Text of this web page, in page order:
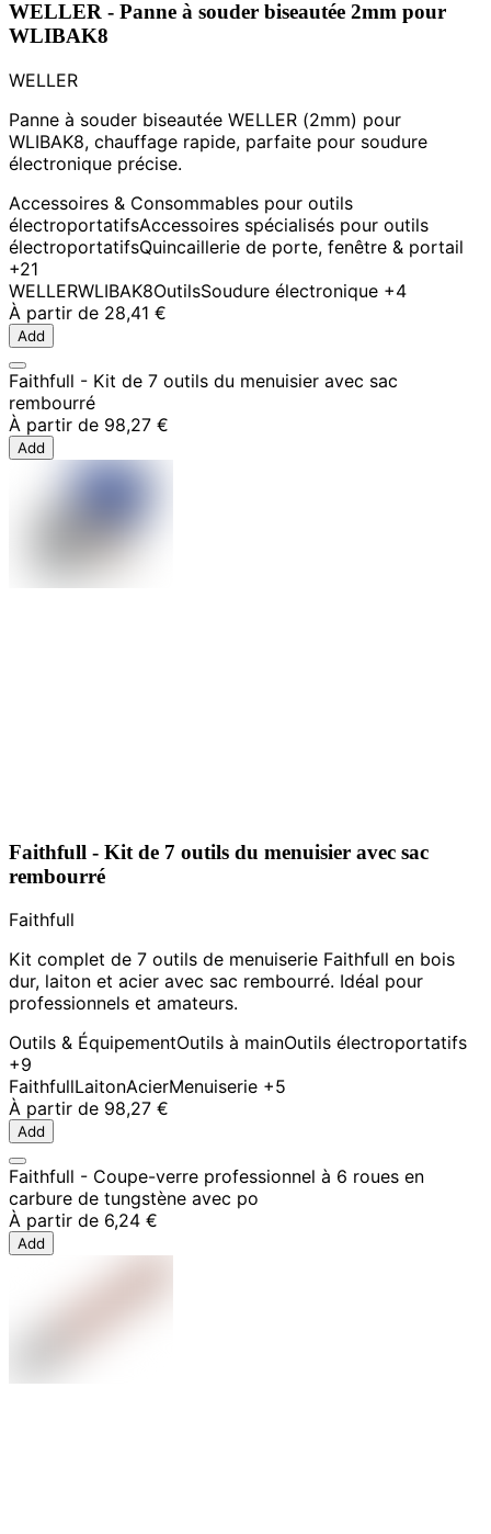
WELLER - Panne à souder biseautée 2mm pour
WLIBAK8
WELLER
Panne à souder biseautée WELLER (2mm) pour
WLIBAK8, chauffage rapide, parfaite pour soudure
électronique précise.
Accessoires & Consommables pour outils
électroportatifsAccessoires spécialisés pour outils
électroportatifsQuincaillerie de porte, fenêtre & portail
+21
WELLERWLIBAK8OutilsSoudure électronique +4
À partir de 28,41 €
Add
Faithfull - Kit de 7 outils du menuisier avec sac
rembourré
À partir de 98,27 €
Add
Faithfull - Kit de 7 outils du menuisier avec sac
rembourré
Faithfull
Kit complet de 7 outils de menuiserie Faithfull en bois
dur, laiton et acier avec sac rembourré. Idéal pour
professionnels et amateurs.
Outils & ÉquipementOutils à mainOutils électroportatifs
+9
FaithfullLaitonAcierMenuiserie +5
À partir de 98,27 €
Add
Faithfull - Coupe-verre professionnel à 6 roues en
carbure de tungstène avec po
À partir de 6,24 €
Add